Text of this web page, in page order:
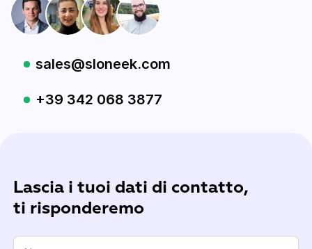
sales@sloneek.com
+39 342 068 3877
Lascia i tuoi dati di contatto,
ti risponderemo